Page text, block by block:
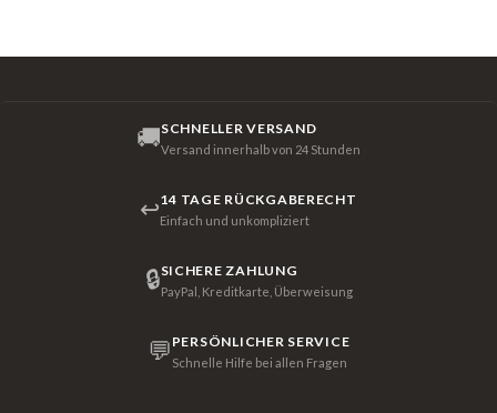
🚚SCHNELLER VERSAND
Versand innerhalb von 24 Stunden
↩14 TAGE RÜCKGABERECHT
Einfach und unkompliziert
🔒SICHERE ZAHLUNG
PayPal, Kreditkarte, Überweisung
💬 PERSÖNLICHER SERVICE
Schnelle Hilfe bei allen Fragen